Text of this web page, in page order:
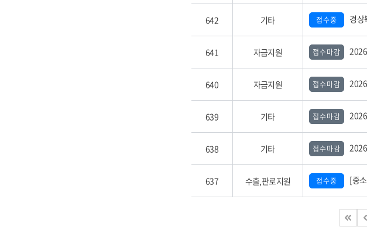
642 기타 접수중 경상
641 자금지원 접수마감
640 자금지원 접수마감
639 기타 접수마감 2026
638 기타 접수마감
637 수출,판로지원 접수중 [중소